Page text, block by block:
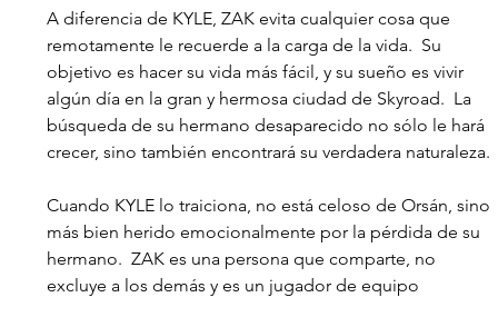
A diferencia de KYLE, ZAK evita cualquier cosa que
remotamente le recuerde a la carga de la vida.  Su
objetivo es hacer su vida más fácil, y su sueño es vivir
algún día en la gran y hermosa ciudad de Skyroad.  La
búsqueda de su hermano desaparecido no sólo le hará
crecer, sino también encontrará su verdadera naturaleza.
Cuando KYLE lo traiciona, no está celoso de Orsán, sino
más bien herido emocionalmente por la pérdida de su
hermano.  ZAK es una persona que comparte, no
excluye a los demás y es un jugador de equipo